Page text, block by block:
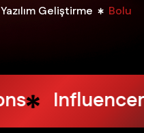
Yazılım Geliştirme Bolu
Web Hosting